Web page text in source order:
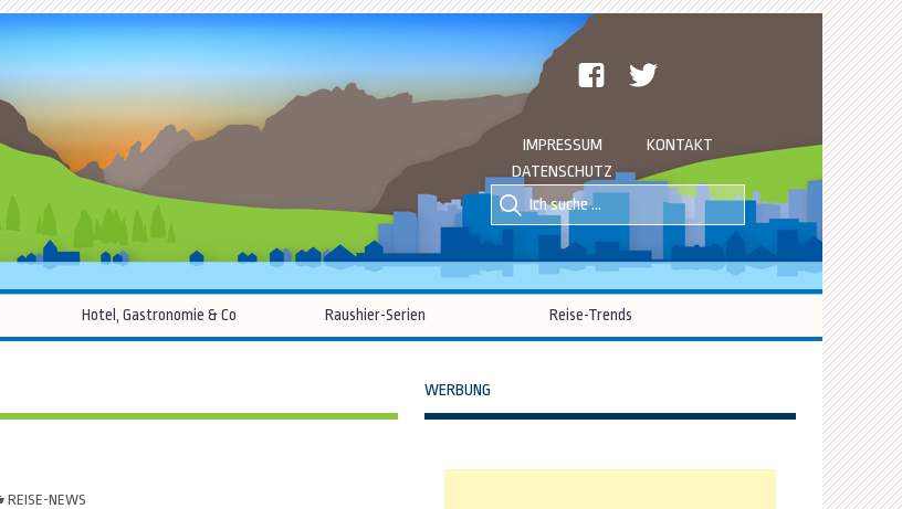
facebook
IMPRESSUM
KONTAKT
DATENSCHUTZ
Suche
nach::
Suche
nach:
Hotel, Gastronomie & Co Raushier-Serien Reise-Trends
REISE-NEWS
WERBUNG